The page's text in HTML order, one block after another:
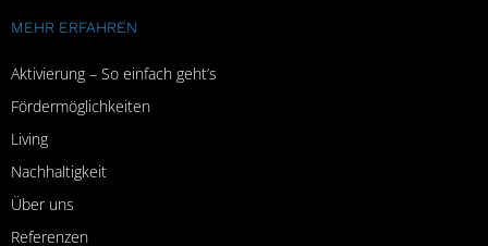
MEHR ERFAHREN
Aktivierung – So einfach geht’s
Fördermöglichkeiten
Living
Nachhaltigkeit
Über uns
Referenzen